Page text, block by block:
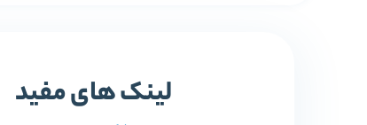
لینک های مفید